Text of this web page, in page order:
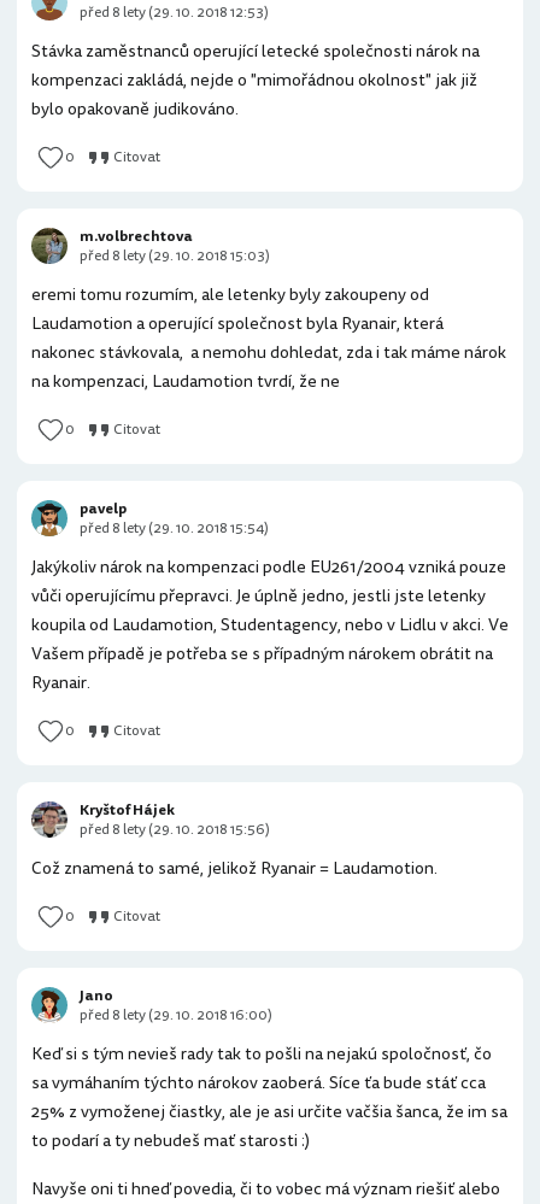
Stávka zaměstnanců operující letecké společnosti nárok na
kompenzaci zakládá, nejde o "mimořádnou okolnost" jak již
bylo opakovaně judikováno.
0 Citovat
před 8 lety (29. 10. 2018 12:53)
eremi tomu rozumím, ale letenky byly zakoupeny od
Laudamotion a operující společnost byla Ryanair, která
nakonec stávkovala, a nemohu dohledat, zda i tak máme nárok
na kompenzaci, Laudamotion tvrdí, že ne
0 Citovat
m.volbrechtova
před 8 lety (29. 10. 2018 15:03)
Jakýkoliv nárok na kompenzaci podle EU261/2004 vzniká pouze
vůči operujícímu přepravci. Je úplně jedno, jestli jste letenky
koupila od Laudamotion, Studentagency, nebo v Lidlu v akci. Ve
Vašem případě je potřeba se s případným nárokem obrátit na
Ryanair.
0 Citovat
pavelp
před 8 lety (29. 10. 2018 15:54)
Což znamená to samé, jelikož Ryanair = Laudamotion.
0 Citovat
Kryštof Hájek
před 8 lety (29. 10. 2018 15:56)
Keď si s tým nevieš rady tak to pošli na nejakú spoločnosť, čo
sa vymáhaním týchto nárokov zaoberá. Síce ťa bude stáť cca
25% z vymoženej čiastky, ale je asi určite vačšia šanca, že im sa
to podarí a ty nebudeš mať starosti :)
Navyše oni ti hneď povedia, či to vobec má význam riešiť alebo
Jano
před 8 lety (29. 10. 2018 16:00)